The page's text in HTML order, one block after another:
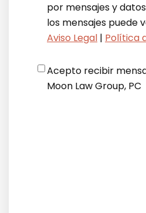
por mensajes y
los mensajes puede
Aviso Legal | Política
Acepto recibir
Moon Law Group, PC